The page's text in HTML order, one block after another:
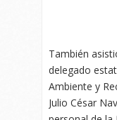
También
delegado
Ambiente y
Julio César